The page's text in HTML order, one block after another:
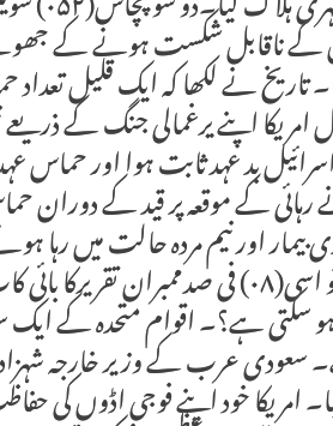
کے ناقابل شکست ہونے کے
تاریخ نے لکھا کہ ایک قلیل
امریکا اپنے یرغمالی جنگ کے
بد عہد ثابت ہوا اور حماس
نے رہائی کے موقعہ پر قید کے
بیمار اور نیم مردہ حالت میں
تقریرکرنے ڈائس پر پہنچے تو اسی(۰۸)
عرب کے وزیر خارجہ
امریکا خود اپنے فوجی اڈوں